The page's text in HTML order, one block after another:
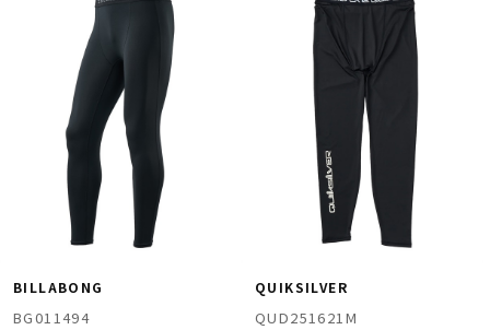
BILLABONG
BG011494
QUIKSILVER
QUD251621M